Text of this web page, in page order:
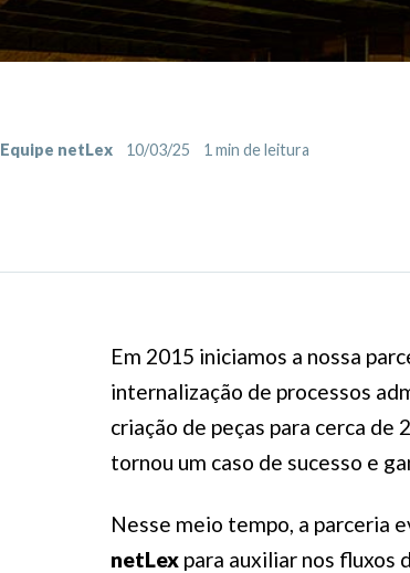
Equipe netLex 10/03/25 1 min de leitura
Em 2015 iniciamos a nossa
internalização de processos
criação de peças para cerca
tornou um caso de sucesso e
Nesse meio tempo, a parceria
netLex para auxiliar nos fluxos